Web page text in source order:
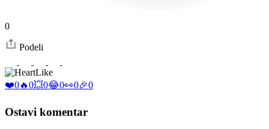
0
Podeli
Like
❤️0🔥0💥0😂0👀0🎉0
Ostavi komentar